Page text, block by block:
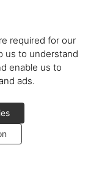
required for our
us to understand
enable us to
ads.